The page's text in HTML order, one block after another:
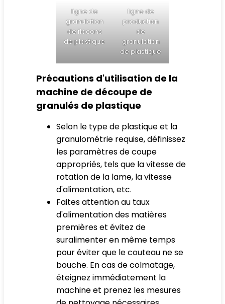
ligne de
granulation
de flocons
de plastique
ligne de
production
de
granulation
de plastique
Précautions d'utilisation de la
machine de découpe de
granulés de plastique
Selon le type de plastique et la
granulométrie requise, définissez
les paramètres de coupe
appropriés, tels que la vitesse de
rotation de la lame, la vitesse
d'alimentation, etc.
Faites attention au taux
d'alimentation des matières
premières et évitez de
suralimenter en même temps
pour éviter que le couteau ne se
bouche. En cas de colmatage,
éteignez immédiatement la
machine et prenez les mesures